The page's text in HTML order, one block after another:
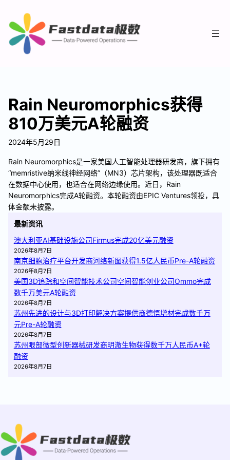
Rain Neuromorphics获得
810万美元A轮融资
2024年5月29日
Rain Neuromorphics是一家美国人工智能处理器研发商，旗下拥有
“memristive纳米线神经网络”（MN3）芯片架构，该处理器既适合
在数据中心使用，也适合在网络边缘使用。近日，Rain
Neuromorphics完成A轮融资。本轮融资由EPIC Ventures领投，具
体金额未披露。
最新资讯
澳大利亚AI基础设施公司Firmus完成20亿美元融资
2026年8月7日
南京细胞治疗平台开发商河络新图获得1.5亿人民币Pre-A轮融资
2026年8月7日
美国3D追踪和空间智能技术公司空间智能创业公司Ommo完成
数千万美元A轮融资
2026年8月7日
苏州先进的设计与3D打印解决方案提供商德悟增材完成数千万
元Pre-A轮融资
2026年8月7日
苏州眼部微型创新器械研发商明澈生物获得数千万人民币A+轮
融资
2026年8月7日